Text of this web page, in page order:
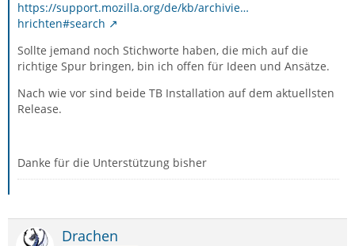
https://support.mozilla.org/de/kb/archivie…
hrichten#search
Sollte jemand noch Stichworte haben, die mich auf die
richtige Spur bringen, bin ich offen für Ideen und Ansätze.
Nach wie vor sind beide TB Installation auf dem aktuellsten
Release.
Danke für die Unterstützung bisher
Drachen